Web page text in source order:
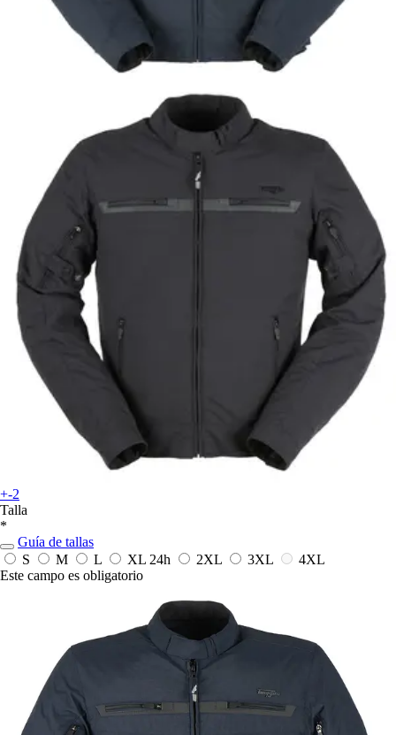
+-2
Talla
*
Guía de tallas
S
M L XL 24h 2XL 3XL
4XL
Este campo es obligatorio